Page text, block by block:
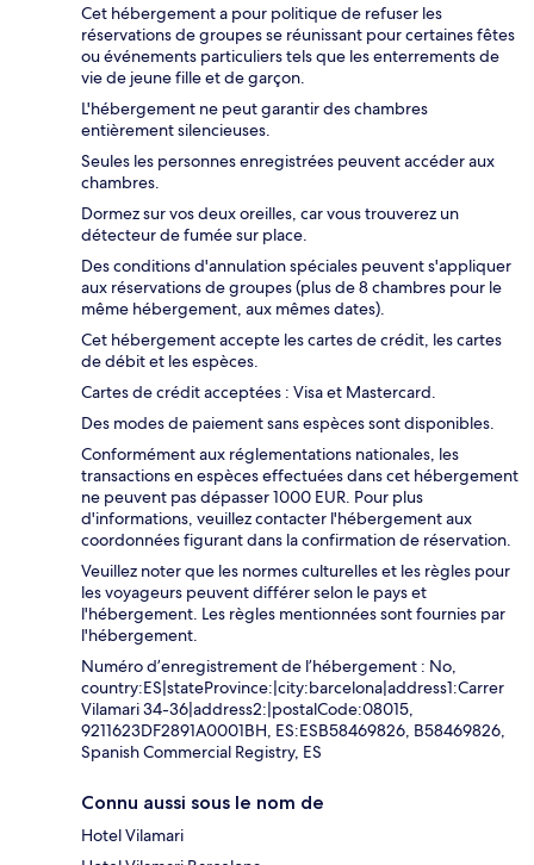
Cet hébergement a pour politique de refuser les
réservations de groupes se réunissant pour certaines fêtes
ou événements particuliers tels que les enterrements de
vie de jeune fille et de garçon.
L'hébergement ne peut garantir des chambres
entièrement silencieuses.
Seules les personnes enregistrées peuvent accéder aux
chambres.
Dormez sur vos deux oreilles, car vous trouverez un
détecteur de fumée sur place.
Des conditions d'annulation spéciales peuvent s'appliquer
aux réservations de groupes (plus de 8 chambres pour le
même hébergement, aux mêmes dates).
Cet hébergement accepte les cartes de crédit, les cartes
de débit et les espèces.
Cartes de crédit acceptées : Visa et Mastercard.
Des modes de paiement sans espèces sont disponibles.
Conformément aux réglementations nationales, les
transactions en espèces effectuées dans cet hébergement
ne peuvent pas dépasser 1000 EUR. Pour plus
d'informations, veuillez contacter l'hébergement aux
coordonnées figurant dans la confirmation de réservation.
Veuillez noter que les normes culturelles et les règles pour
les voyageurs peuvent différer selon le pays et
l'hébergement. Les règles mentionnées sont fournies par
l'hébergement.
Numéro d’enregistrement de l’hébergement : No,
country:ES|stateProvince:|city:barcelona|address1:Carrer
Vilamari 34-36|address2:|postalCode:08015,
9211623DF2891A0001BH, ES:ESB58469826, B58469826,
Spanish Commercial Registry, ES
Connu aussi sous le nom de
Hotel Vilamari